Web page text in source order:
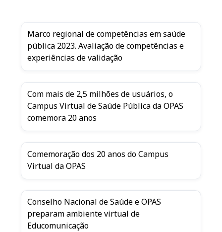
Marco regional de competências em saúde
pública 2023. Avaliação de competências e
experiências de validação
Com mais de 2,5 milhões de usuários, o
Campus Virtual de Saúde Pública da OPAS
comemora 20 anos
Comemoração dos 20 anos do Campus
Virtual da OPAS
Conselho Nacional de Saúde e OPAS
preparam ambiente virtual de
Educomunicação